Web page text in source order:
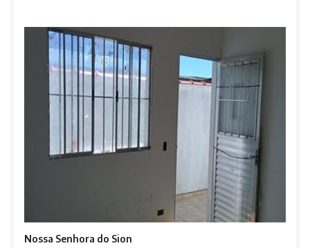
Nossa Senhora do Sion